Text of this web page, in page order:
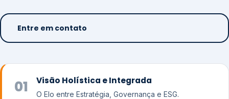
Entre em contato
01 Visão Holística e Integrada
O Elo entre Estratégia, Governança e ESG.